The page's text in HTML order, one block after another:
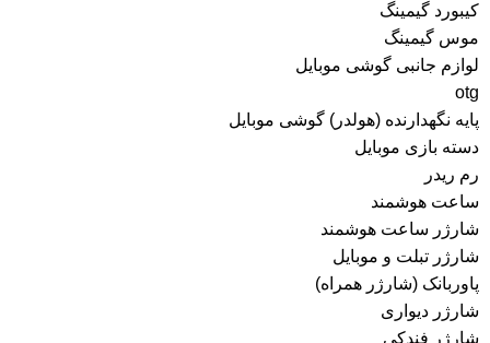
کیبورد گیمینگ
موس گیمینگ
لوازم جانبی گوشی موبایل
otg
پایه نگهدارنده (هولدر) گوشی موبایل
دسته بازی موبایل
رم ریدر
ساعت هوشمند
شارژر ساعت هوشمند
شارژر تبلت و موبایل
پاوربانک (شارژر همراه)
شارژر دیواری
شارژر فندکی